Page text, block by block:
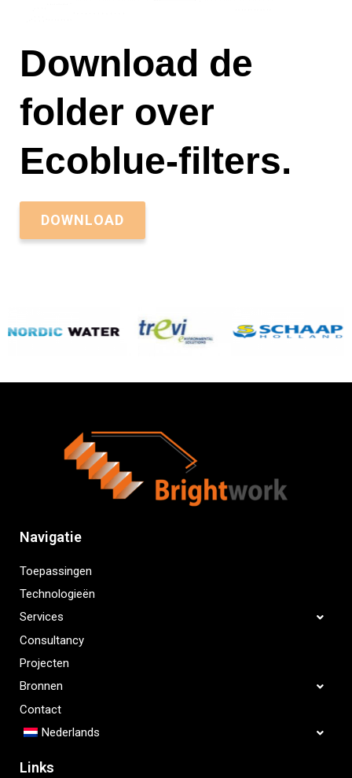
Download de
folder over
Ecoblue-filters.
DOWNLOAD
Navigatie
Toepassingen
Technologieën
Services
Consultancy
Projecten
Bronnen
Contact
Nederlands
Links